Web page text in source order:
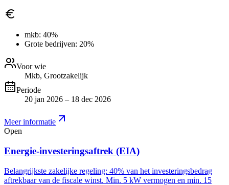
mkb: 40%
Grote bedrijven: 20%
Voor wie
Mkb, Grootzakelijk
Periode
20 jan 2026 – 18 dec 2026
Meer informatie
Open
Energie-investeringsaftrek (EIA)
Belangrijkste zakelijke regeling: 40% van het investeringsbedrag
aftrekbaar van de fiscale winst. Min. 5 kW vermogen en min. 15